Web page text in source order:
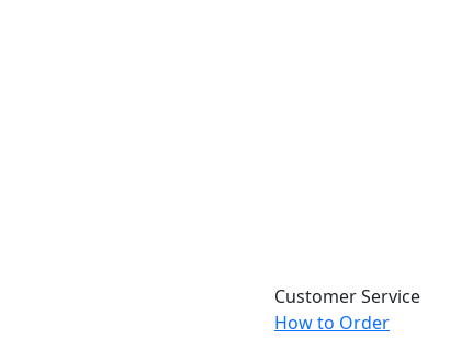
Customer Service
How to Order